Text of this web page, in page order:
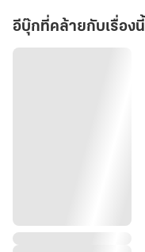
เหมือนเดิม
มือบางเปิดกระเป๋าถือ หยิบซ
วิทย์
จงใจทำให้ภีรณีเป็นอากาศ
อีบุ๊กที่คล้ายกับเรื่องนี้